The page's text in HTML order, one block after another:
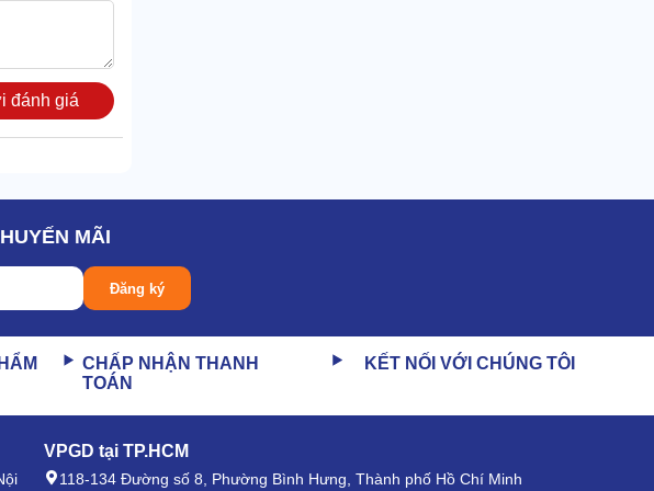
Gửi đánh giá
MÃI
Đăng ký
CHẤP NHẬN THANH
TOÁN
KẾT NỐI VỚI CHÚNG TÔI
VPGD tại TP.HCM
118-134 Đường số 8, Phường Bình Hưng, Thành phố Hồ Chí Minh